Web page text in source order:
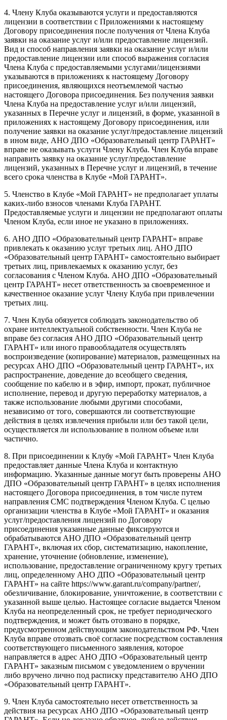
4. Члену Клуба оказываются услуги и предоставляются
лицензии в соответствии с Приложениями к настоящему
Договору присоединения после получения от Члена Клуба
заявки на оказание услуг и/или предоставление лицензий.
Вид и способ направления заявки на оказание услуг и/или
предоставление лицензии или способ выражения согласия
Члена Клуба с предоставляемыми услугами/лицензиями
указываются в приложениях к настоящему Договору
присоединения, являющихся неотъемлемой частью
настоящего Договора присоединения. Без получения заявки
Члена Клуба на предоставление услуг и/или лицензий,
указанных в Перечне услуг и лицензий, в форме, указанной в
приложениях к настоящему Договору присоединения, или
получение заявки на оказание услуг/предоставление лицензий
в ином виде, АНО ДПО «Образовательный центр ГАРАНТ»
вправе не оказывать услуги Члену Клуба. Член Клуба вправе
направить заявку на оказание услуг/предоставление
лицензий, указанных в Перечне услуг и лицензий, в течение
всего срока членства в Клубе «Мой ГАРАНТ».
5. Членство в Клубе «Мой ГАРАНТ» не предполагает уплаты
каких-либо взносов членами Клуба ГАРАНТ.
Предоставляемые услуги и лицензии не предполагают оплаты
Членом Клуба, если иное не указано в приложениях.
6. АНО ДПО «Образовательный центр ГАРАНТ» вправе
привлекать к оказанию услуг третьих лиц. АНО ДПО
«Образовательный центр ГАРАНТ» самостоятельно выбирает
третьих лиц, привлекаемых к оказанию услуг, без
согласования с Членом Клуба. АНО ДПО «Образовательный
центр ГАРАНТ» несет ответственность за своевременное и
качественное оказание услуг Члену Клуба при привлечении
третьих лиц.
7. Член Клуба обязуется соблюдать законодательство об
охране интеллектуальной собственности. Член Клуба не
вправе без согласия АНО ДПО «Образовательный центр
ГАРАНТ» или иного правообладателя осуществлять
воспроизведение (копирование) материалов, размещенных на
ресурсах АНО ДПО «Образовательный центр ГАРАНТ», их
распространение, доведение до всеобщего сведения,
сообщение по кабелю и в эфир, импорт, прокат, публичное
исполнение, перевод и другую переработку материалов, а
также использование любыми другими способами,
независимо от того, совершаются ли соответствующие
действия в целях извлечения прибыли или без такой цели,
осуществляется ли использование в полном объеме или
частично.
8. При присоединении к Клубу «Мой ГАРАНТ» Член Клуба
предоставляет данные Члена Клуба и контактную
информацию. Указанные данные могут быть проверены АНО
ДПО «Образовательный центр ГАРАНТ» в целях исполнения
настоящего Договора присоединения, в том числе путем
направления СМС подтверждения Членом Клуба. С целью
организации членства в Клубе «Мой ГАРАНТ» и оказания
услуг/предоставления лицензий по Договору
присоединения указанные данные фиксируются и
обрабатываются АНО ДПО «Образовательный центр
ГАРАНТ», включая их сбор, систематизацию, накопление,
хранение, уточнение (обновление, изменение),
использование, предоставление ограниченному кругу третьих
лиц, определенному АНО ДПО «Образовательный центр
ГАРАНТ» на сайте https://www.garant.ru/company/partner/,
обезличивание, блокирование, уничтожение, в соответствии с
указанной выше целью. Настоящее согласие выдается Членом
Клуба на неопределенный срок, не требует периодического
подтверждения, и может быть отозвано в порядке,
предусмотренном действующим законодательством РФ. Член
Клуба вправе отозвать своё согласие посредством составления
соответствующего письменного заявления, которое
направляется в адрес АНО ДПО «Образовательный центр
ГАРАНТ» заказным письмом с уведомлением о вручении
либо вручено лично под расписку представителю АНО ДПО
«Образовательный центр ГАРАНТ».
9. Член Клуба самостоятельно несет ответственность за
действия на ресурсах АНО ДПО «Образовательный центр